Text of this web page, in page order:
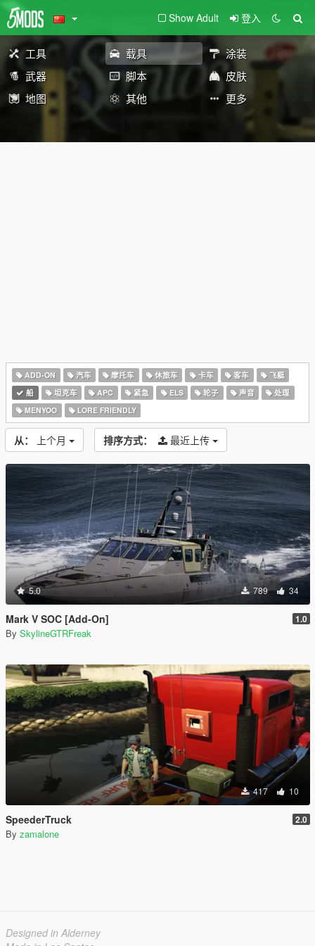
Show Adult 登入
工具 载具
涂装
武器
脚本
皮肤
地图
其他 更多
ADD-ON 汽车 摩托车 休旅车 卡车 客车
飞艇
船
坦克车 APC 紧急 ELS 轮子 声音
处理
MENYOO
LORE FRIENDLY
从： 上个月 排序方式： 最近上传
5.0 789 34
Mark V SOC [Add-On] 1.0
By SkylineGTRFreak
417 10
SpeederTruck 2.0
By zamalone
Designed in Alderney